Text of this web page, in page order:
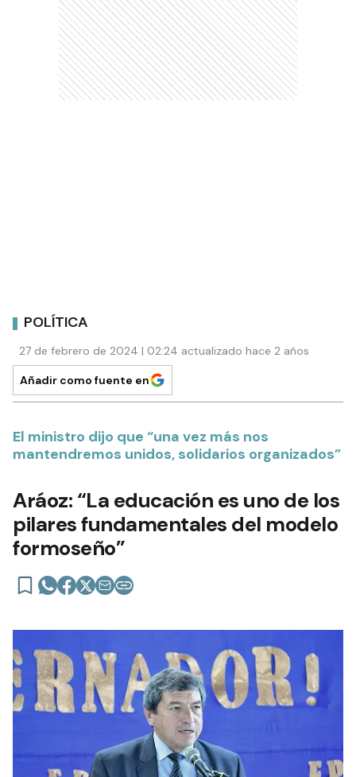
POLÍTICA
27 de febrero de 2024 | 02:24 actualizado hace 2 años
Añadir como fuente en
El ministro dijo que “una vez más nos
mantendremos unidos, solidarios organizados”
Aráoz: “La educación es uno de los
pilares fundamentales del modelo
formoseño”